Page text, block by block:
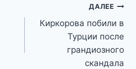
ДАЛЕЕ
Киркорова побили в
Турции после
грандиозного
скандала